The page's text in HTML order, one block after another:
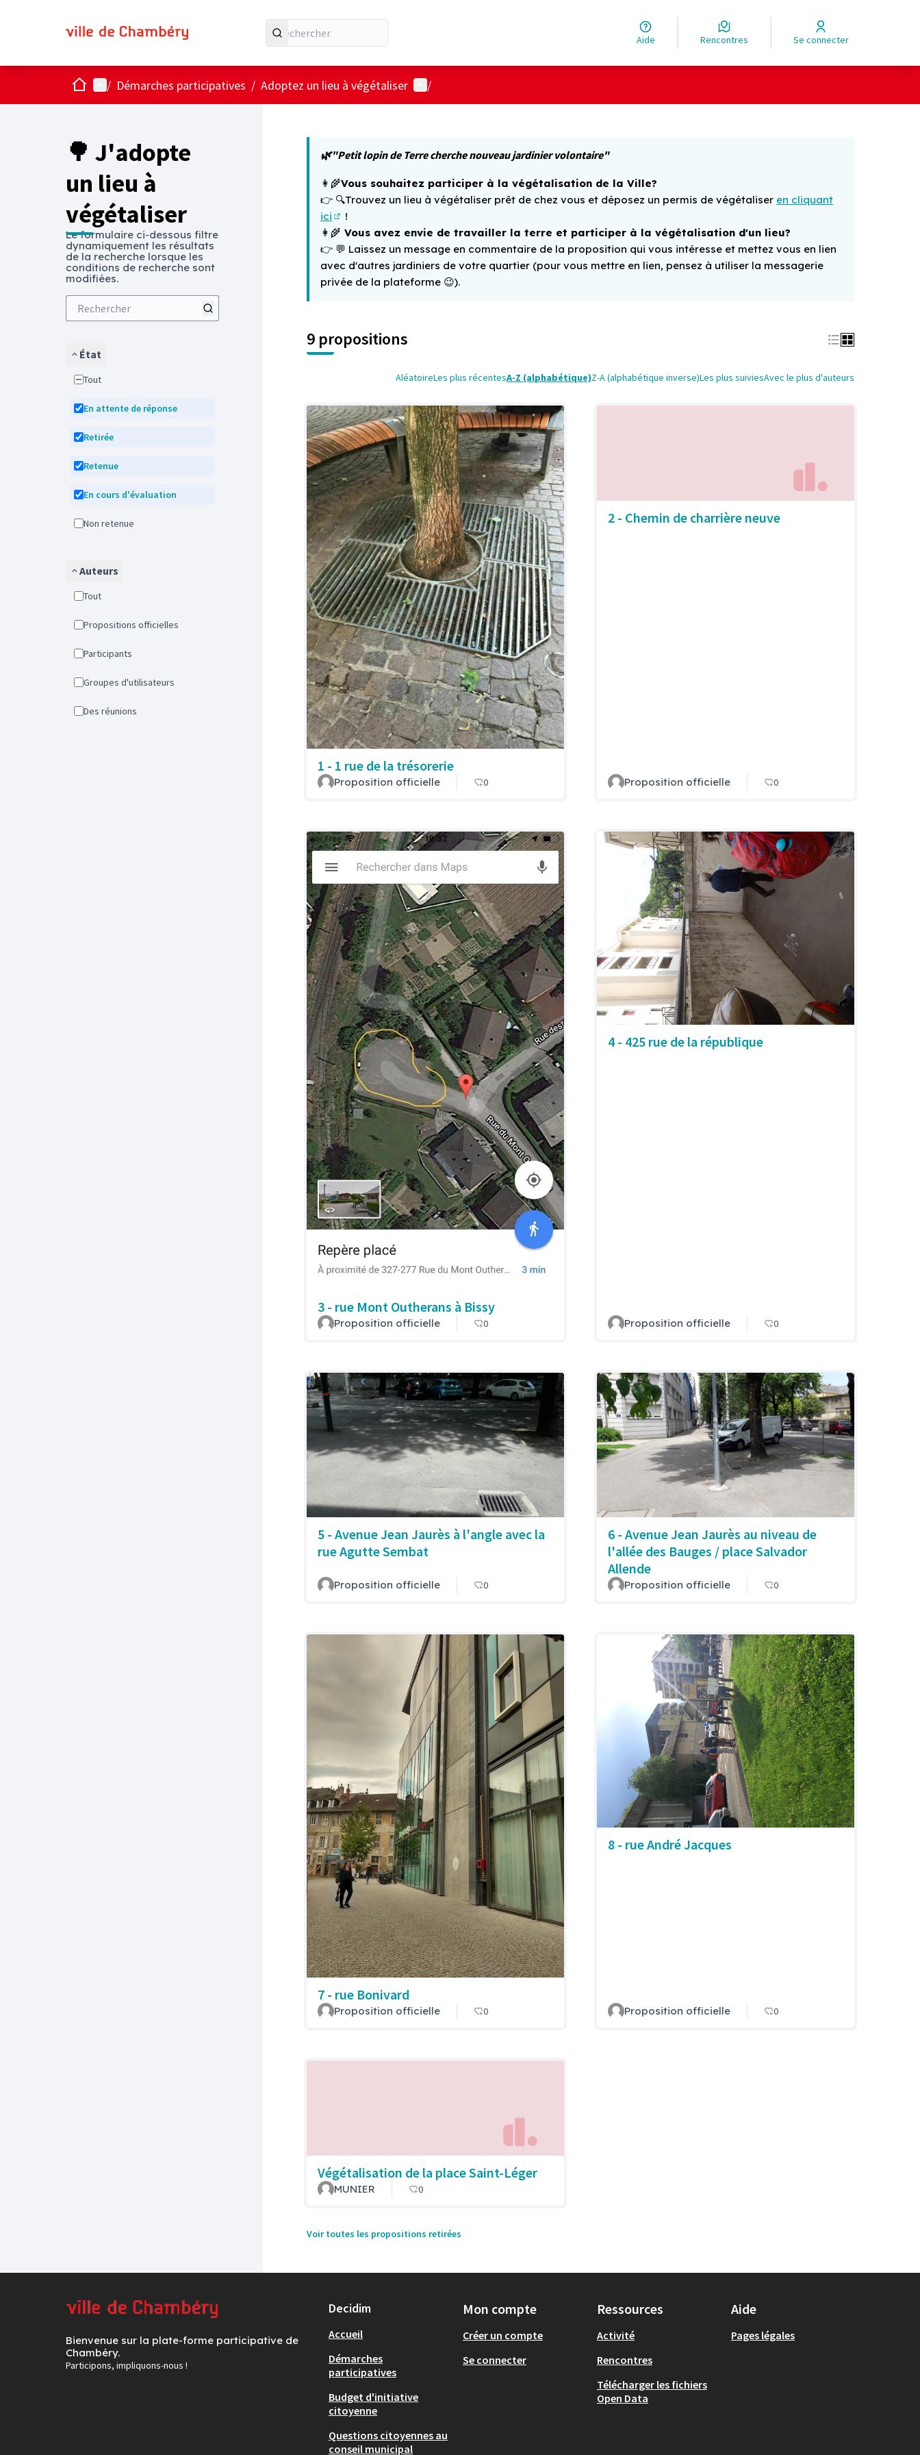
Aide Rencontres Se connecter
AccueilMenu principal
/ Démarches participatives / Adoptez un lieu à végétaliser Menu utilisateur
/
🌳 J'adopte
un lieu à
végétaliser
Le formulaire ci-dessous filtre
dynamiquement les résultats
de la recherche lorsque les
conditions de recherche sont
modifiées.
État
Tout
En attente de réponse
Retirée
Retenue
En cours d'évaluation
Non retenue
Auteurs
Tout
Propositions officielles
Participants
Groupes d'utilisateurs
Des réunions
🌿"Petit lopin de Terre cherche nouveau jardinier volontaire"
👩‍🌾Vous souhaitez participer à la végétalisation de la Ville?
👉 🔍Trouvez un lieu à végétaliser prêt de chez vous et déposez un permis de végétaliser en cliquant
ici
(Lien externe)
!
👩‍🌾 Vous avez envie de travailler la terre et participer à la végétalisation d'un lieu?
👉 💬 Laissez un message en commentaire de la proposition qui vous intéresse et mettez vous en lien
avec d'autres jardiniers de votre quartier (pour vous mettre en lien, pensez à utiliser la messagerie
privée de la plateforme 😉).
9 propositions
AléatoireLes plus récentesA-Z (alphabétique)Z-A (alphabétique inverse)Les plus suiviesAvec le plus d'auteurs
1 - 1 rue de la trésorerie
Proposition officielle 0
2 - Chemin de charrière neuve
Proposition officielle 0
3 - rue Mont Outherans à Bissy
Proposition officielle 0
4 - 425 rue de la république
Proposition officielle 0
5 - Avenue Jean Jaurès à l'angle avec la
rue Agutte Sembat
Proposition officielle 0
6 - Avenue Jean Jaurès au niveau de
l'allée des Bauges / place Salvador
Allende
Proposition officielle 0
7 - rue Bonivard
Proposition officielle 0
8 - rue André Jacques
Proposition officielle 0
Végétalisation de la place Saint-Léger
MUNIER 0
Voir toutes les propositions retirées
Bienvenue sur la plate-forme participative de
Chambéry.
Participons, impliquons-nous !
Decidim
Accueil
Démarches
participatives
Budget d'initiative
citoyenne
Questions citoyennes au
conseil municipal
Mon compte
Créer un compte
Se connecter
Ressources
Activité
Rencontres
Télécharger les fichiers
Open Data
Aide
Pages légales